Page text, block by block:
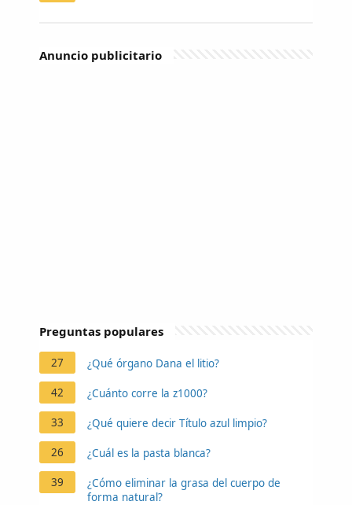
Anuncio publicitario
Preguntas populares
27 ¿Qué órgano Dana el litio?
42 ¿Cuánto corre la z1000?
33 ¿Qué quiere decir Título azul limpio?
26 ¿Cuál es la pasta blanca?
39
¿Cómo eliminar la grasa del cuerpo de
forma natural?